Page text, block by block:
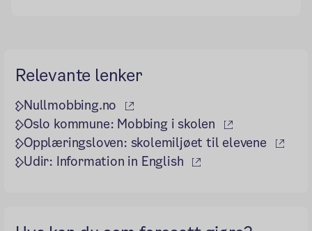
Relevante lenker
Nullmobbing.no
(ekstern lenke)
Oslo kommune: Mobbing i skolen
(ekstern
Opplæringsloven: skolemiljøet til elevene
Udir: Information in English
(ekstern lenke)